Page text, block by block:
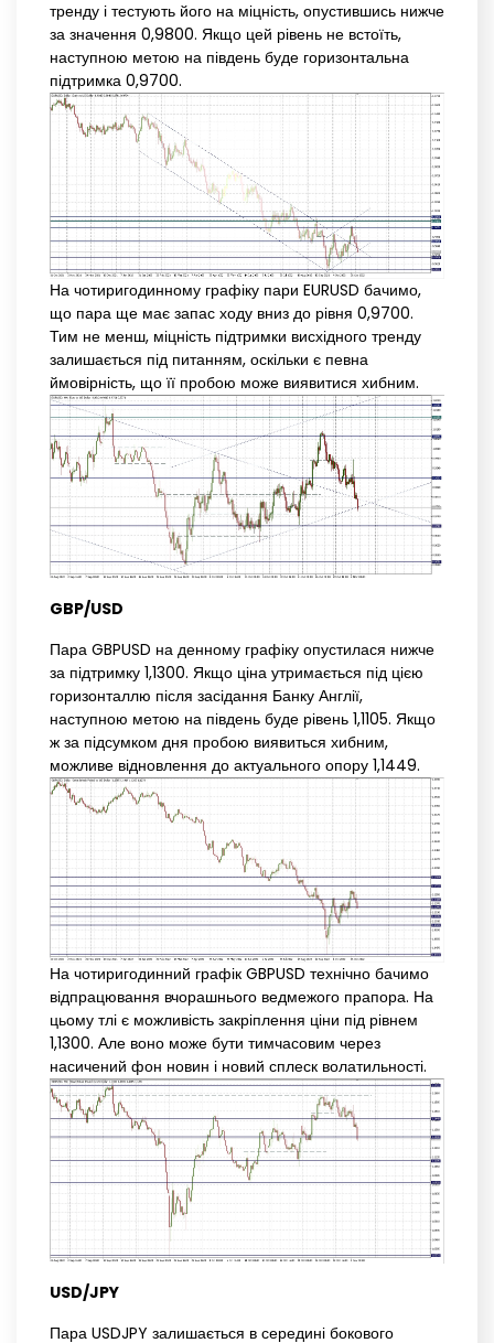
тренду і тестують його на міцність, опустившись нижче
за значення 0,9800. Якщо цей рівень не встоїть,
наступною метою на південь буде горизонтальна
підтримка 0,9700.
На чотиригодинному графіку пари EURUSD бачимо,
що пара ще має запас ходу вниз до рівня 0,9700.
Тим не менш, міцність підтримки висхідного тренду
залишається під питанням, оскільки є певна
ймовірність, що її пробою може виявитися хибним.
GBP/USD
Пара GBPUSD на денному графіку опустилася нижче
за підтримку 1,1300. Якщо ціна утримається під цією
горизонталлю після засідання Банку Англії,
наступною метою на південь буде рівень 1,1105. Якщо
ж за підсумком дня пробою виявиться хибним,
можливе відновлення до актуального опору 1,1449.
На чотиригодинний графік GBPUSD технічно бачимо
відпрацювання вчорашнього ведмежого прапора. На
цьому тлі є можливість закріплення ціни під рівнем
1,1300. Але воно може бути тимчасовим через
насичений фон новин і новий сплеск волатильності.
USD/JPY
Пара USDJPY залишається в середині бокового